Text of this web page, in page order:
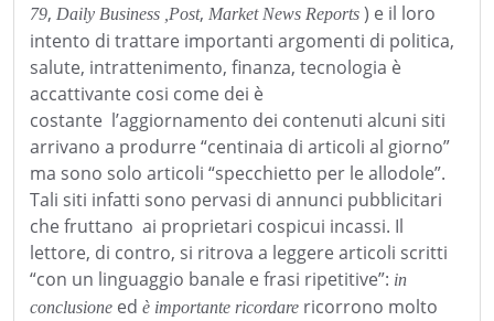
79, Daily Business ,Post, Market News Reports ) e il loro
intento di trattare importanti argomenti di politica,
salute, intrattenimento, finanza, tecnologia è
accattivante cosi come dei è
costante l’aggiornamento dei contenuti alcuni siti
arrivano a produrre “centinaia di articoli al giorno”
ma sono solo articoli “specchietto per le allodole”.
Tali siti infatti sono pervasi di annunci pubblicitari
che fruttano ai proprietari cospicui incassi. Il
lettore, di contro, si ritrova a leggere articoli scritti
“con un linguaggio banale e frasi ripetitive”: in
conclusione ed è importante ricordare ricorrono molto